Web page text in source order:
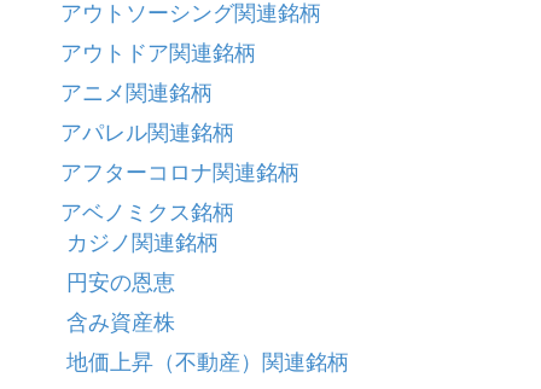
アウトソーシング関連銘柄
アウトドア関連銘柄
アニメ関連銘柄
アパレル関連銘柄
アフターコロナ関連銘柄
アベノミクス銘柄
カジノ関連銘柄
円安の恩恵
含み資産株
地価上昇（不動産）関連銘柄